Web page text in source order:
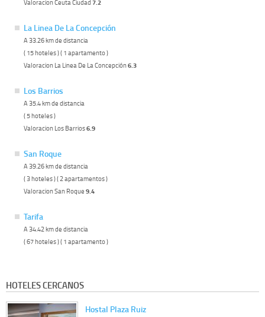
Valoracion Ceuta Ciudad 7.2
La Linea De La Concepción
A 33.26 km de distancia
( 15 hoteles ) ( 1 apartamento )
Valoracion La Linea De La Concepción6.3
Los Barrios
A 35.4 km de distancia
( 5 hoteles )
Valoracion Los Barrios6.9
San Roque
A 39.26 km de distancia
( 3 hoteles ) ( 2 apartamentos )
Valoracion San Roque 9.4
Tarifa
A 34.42 km de distancia
( 67 hoteles ) ( 1 apartamento )
HOTELES CERCANOS
Hostal Plaza Ruiz